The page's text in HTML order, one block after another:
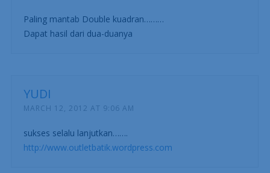
Paling mantab Double kuadran………
Dapat hasil dari dua-duanya
YUDI
MARCH 12, 2012 AT 9:06 AM
sukses selalu lanjutkan…….
http://www.outletbatik.wordpress.com